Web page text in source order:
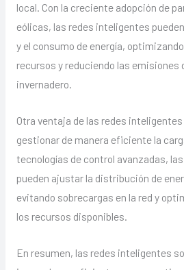
local. Con la creciente adopción de
eólicas, las redes inteligentes
y el consumo de energía,
recursos y reduciendo las emisiones
invernadero.
Otra ventaja de las redes
gestionar de manera eficiente la
tecnologías de control avanzadas,
pueden ajustar la distribución de
evitando sobrecargas en la red y
los recursos disponibles.
En resumen, las redes inteligentes